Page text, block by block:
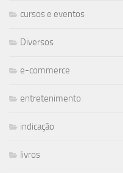
cursos e eventos
Diversos
e-commerce
entretenimento
indicação
livros